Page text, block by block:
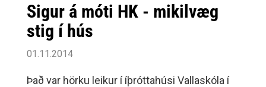
Sigur á móti HK - mikilvæg
stig í hús
01.11.2014
Það var hörku leikur í íþróttahúsi Vallaskóla í